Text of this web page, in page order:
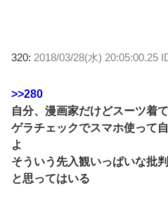
320: 2018/03/28(水) 20:05:00.25
>>280
自分、漫画家だけどスーツ着
ゲラチェックでスマホ使って
よ
そういう先入観いっぱいな批
と思ってはいる